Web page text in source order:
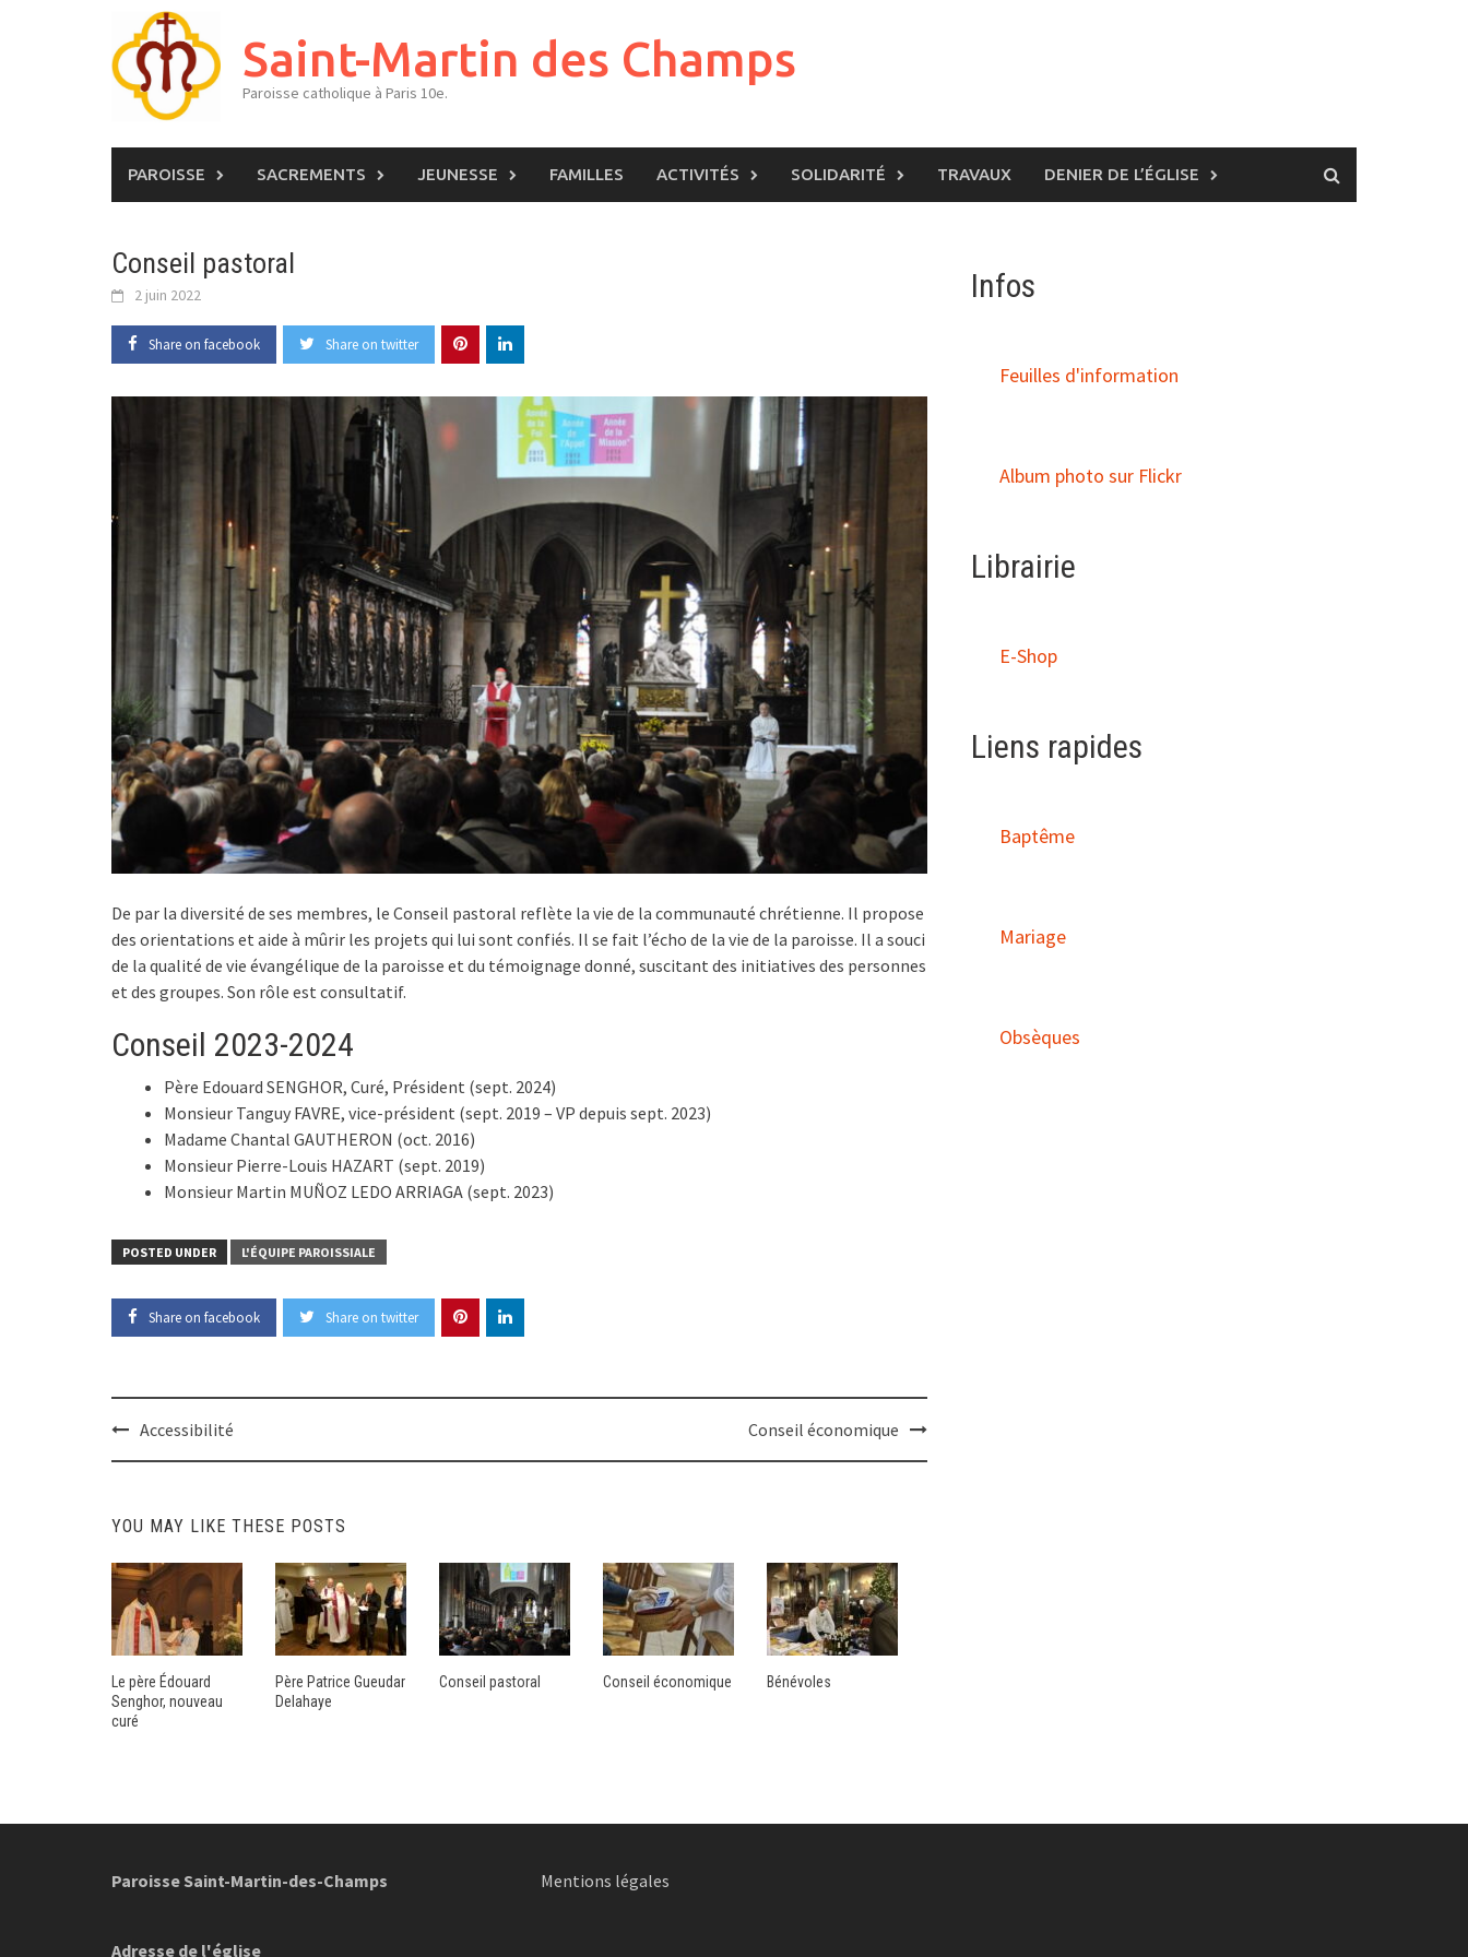
Saint-Martin des Champs
Paroisse catholique à Paris 10e.
PAROISSE SACREMENTS JEUNESSE FAMILLES ACTIVITÉS SOLIDARITÉ TRAVAUX DENIER DE L’ÉGLISE
Conseil pastoral
2 juin 2022
Share on facebook Share on twitter
De par la diversité de ses membres, le Conseil pastoral reflète la vie de la communauté chrétienne. Il propose
des orientations et aide à mûrir les projets qui lui sont confiés. Il se fait l’écho de la vie de la paroisse. Il a souci
de la qualité de vie évangélique de la paroisse et du témoignage donné, suscitant des initiatives des personnes
et des groupes. Son rôle est consultatif.
Conseil 2023-2024
Père Edouard SENGHOR, Curé, Président (sept. 2024)
Monsieur Tanguy FAVRE, vice-président (sept. 2019 – VP depuis sept. 2023)
Madame Chantal GAUTHERON (oct. 2016)
Monsieur Pierre-Louis HAZART (sept. 2019)
Monsieur Martin MUÑOZ LEDO ARRIAGA (sept. 2023)
POSTED UNDER L'ÉQUIPE PAROISSIALE
Share on facebook Share on twitter
Post
navigation
Accessibilité Conseil économique
YOU MAY LIKE THESE POSTS
Le père Édouard
Senghor, nouveau
curé
Père Patrice Gueudar
Delahaye
Conseil pastoral Conseil économique Bénévoles
Infos
Feuilles d'information
Album photo sur Flickr
Librairie
E-Shop
Liens rapides
Baptême
Mariage
Obsèques
Paroisse Saint-Martin-des-Champs
Adresse de l'église
Mentions légales